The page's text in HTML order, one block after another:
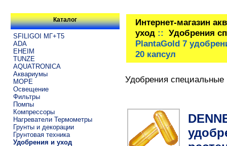
Каталог
SFILIGOI МГ+Т5
ADA
EHEIM
TUNZE
AQUATRONICA
Аквариумы
МОРЕ
Освещение
Фильтры
Помпы
Компрессоры
Нагреватели Термометры
Грунты и декорации
Грунтовая техника
Удобрения и уход
Интернет-магазин
уход:: Удобрения
PlantaGold 7
20 капсул
Удобрения специальные